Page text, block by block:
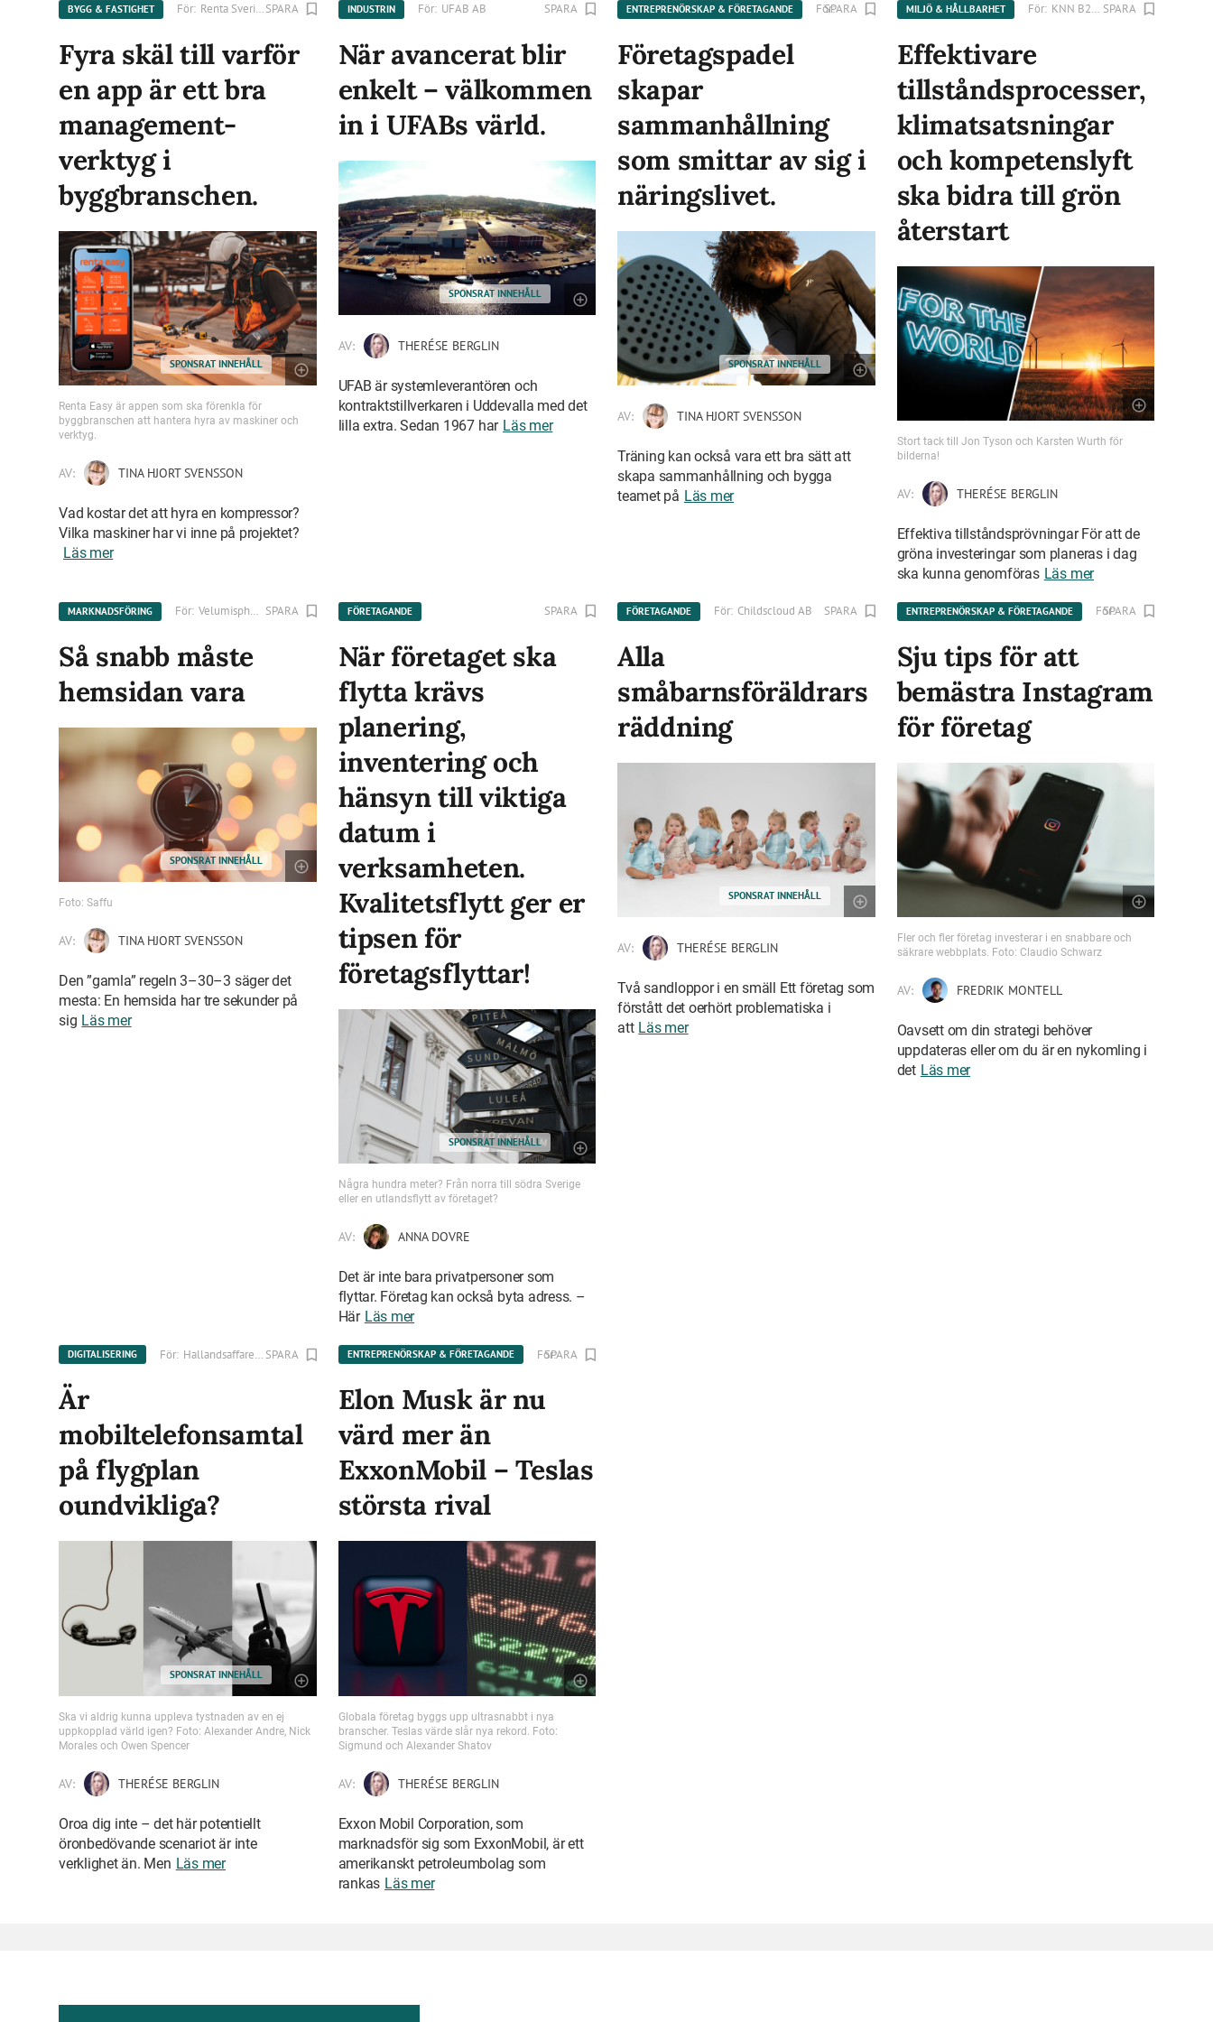
BYGG & FASTIGHET För: Renta Sverige ABSPARA
Fyra skäl till varför
en app är ett bra
management-
verktyg i
byggbranschen.
SPONSRAT INNEHÅLL
Renta Easy är appen som ska förenkla för
byggbranschen att hantera hyra av maskiner och
verktyg.
AV: TINA HJORT SVENSSON
Vad kostar det att hyra en kompressor?
Vilka maskiner har vi inne på projektet?
Läs mer
INDUSTRIN För: UFAB AB SPARA
När avancerat blir
enkelt – välkommen
in i UFABs värld.
SPONSRAT INNEHÅLL
AV: THERÉSE BERGLIN
UFAB är systemleverantören och
kontraktstillverkaren i Uddevalla med det
lilla extra. Sedan 1967 har Läs mer
ENTREPRENÖRSKAP & FÖRETAGANDE För: Humbleton Apparel AB
SPARA
Företagspadel
skapar
sammanhållning
som smittar av sig i
näringslivet.
SPONSRAT INNEHÅLL
AV: TINA HJORT SVENSSON
Träning kan också vara ett bra sätt att
skapa sammanhållning och bygga
teamet på Läs mer
MILJÖ & HÅLLBARHET För: KNN B2B Sweden SPARA
Effektivare
tillståndsprocesser,
klimatsatsningar
och kompetenslyft
ska bidra till grön
återstart
Stort tack till Jon Tyson och Karsten Wurth för
bilderna!
AV: THERÉSE BERGLIN
Effektiva tillståndsprövningar För att de
gröna investeringar som planeras i dag
ska kunna genomföras Läs mer
MARKNADSFÖRING För: Velumisphere AB SPARA
Så snabb måste
hemsidan vara
SPONSRAT INNEHÅLL
Foto: Saffu
AV: TINA HJORT SVENSSON
Den ”gamla” regeln 3–30–3 säger det
mesta: En hemsida har tre sekunder på
sig Läs mer
FÖRETAGANDE SPARA
När företaget ska
flytta krävs
planering,
inventering och
hänsyn till viktiga
datum i
verksamheten.
Kvalitetsflytt ger er
tipsen för
företagsflyttar!
SPONSRAT INNEHÅLL
Några hundra meter? Från norra till södra Sverige
eller en utlandsflytt av företaget?
AV: ANNA DOVRE
Det är inte bara privatpersoner som
flyttar. Företag kan också byta adress. –
Här Läs mer
FÖRETAGANDE För: Childscloud AB SPARA
Alla
småbarnsföräldrars
räddning
SPONSRAT INNEHÅLL
AV: THERÉSE BERGLIN
Två sandloppor i en smäll Ett företag som
förstått det oerhört problematiska i
att Läs mer
ENTREPRENÖRSKAP & FÖRETAGANDE För: KNN B2B Sweden
SPARA
Sju tips för att
bemästra Instagram
för företag
Fler och fler företag investerar i en snabbare och
säkrare webbplats. Foto: Claudio Schwarz
AV: FREDRIK MONTELL
Oavsett om din strategi behöver
uppdateras eller om du är en nykomling i
det Läs mer
DIGITALISERING För: Hallandsaffarer.se SPARA
Är
mobiltelefonsamtal
på flygplan
oundvikliga?
SPONSRAT INNEHÅLL
Ska vi aldrig kunna uppleva tystnaden av en ej
uppkopplad värld igen? Foto: Alexander Andre, Nick
Morales och Owen Spencer
AV: THERÉSE BERGLIN
Oroa dig inte – det här potentiellt
öronbedövande scenariot är inte
verklighet än. Men Läs mer
ENTREPRENÖRSKAP & FÖRETAGANDE För: Hallandsaffarer.se
SPARA
Elon Musk är nu
värd mer än
ExxonMobil – Teslas
största rival
Globala företag byggs upp ultrasnabbt i nya
branscher. Teslas värde slår nya rekord. Foto:
Sigmund och Alexander Shatov
AV: THERÉSE BERGLIN
Exxon Mobil Corporation, som
marknadsför sig som ExxonMobil, är ett
amerikanskt petroleumbolag som
rankas Läs mer